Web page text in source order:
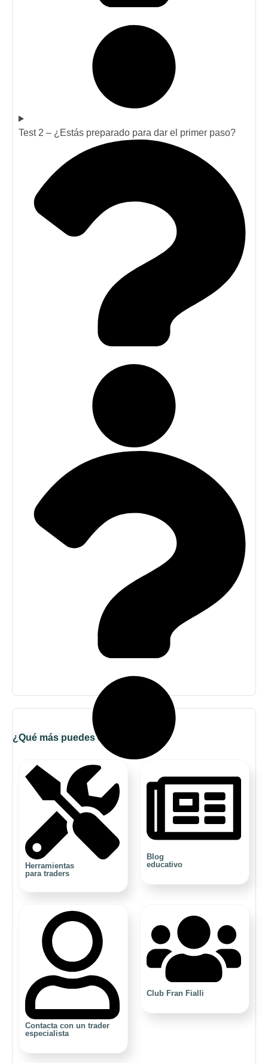
Test 2 – ¿Estás preparado para dar el primer paso?
¿Qué más puedes explorar?
Herramientas
para traders
Blog
educativo
Contacta con un trader
especialista
Club Fran Fialli